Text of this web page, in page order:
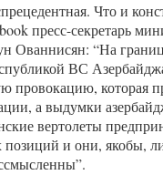
Что и
пресс-секретарь
Ованнисян: “На
ВС
провокацию, которая
а выдумки
вертолеты
позиций и они, якобы,